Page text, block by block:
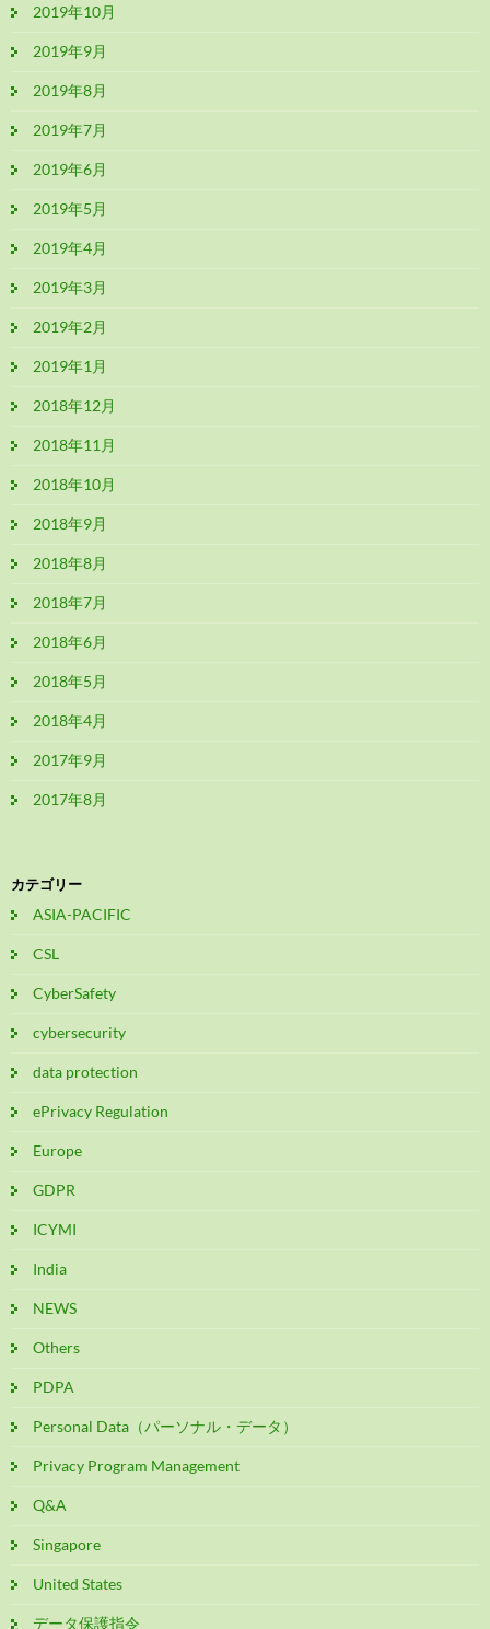
2019年10月
2019年9月
2019年8月
2019年7月
2019年6月
2019年5月
2019年4月
2019年3月
2019年2月
2019年1月
2018年12月
2018年11月
2018年10月
2018年9月
2018年8月
2018年7月
2018年6月
2018年5月
2018年4月
2017年9月
2017年8月
カテゴリー
ASIA-PACIFIC
CSL
CyberSafety
cybersecurity
data protection
ePrivacy Regulation
Europe
GDPR
ICYMI
India
NEWS
Others
PDPA
Personal Data（パーソナル・データ）
Privacy Program Management
Q&A
Singapore
United States
データ保護指令